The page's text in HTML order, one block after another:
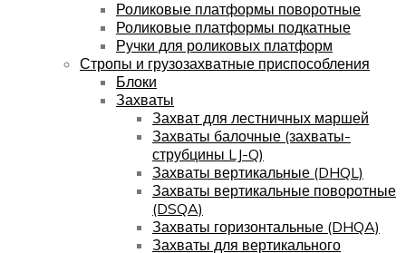
Роликовые платформы поворотные
Роликовые платформы подкатные
Ручки для роликовых платформ
Стропы и грузозахватные приспособления
Блоки
Захваты
Захват для лестничных маршей
Захваты балочные (захваты-
струбцины LJ-Q)
Захваты вертикальные (DHQL)
Захваты вертикальные поворотные
(DSQA)
Захваты горизонтальные (DHQA)
Захваты для вертикального